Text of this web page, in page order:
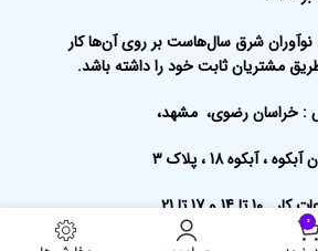
نوآوران شرق سال‌هاست بر روی آن‌ها کار
مشتریان ثابت خود را داشته باشد.
: خراسان رضوی، مشهد،
، آبکوه 18 ، پلاک 3
10 تا 14 و 17 تا 21
0